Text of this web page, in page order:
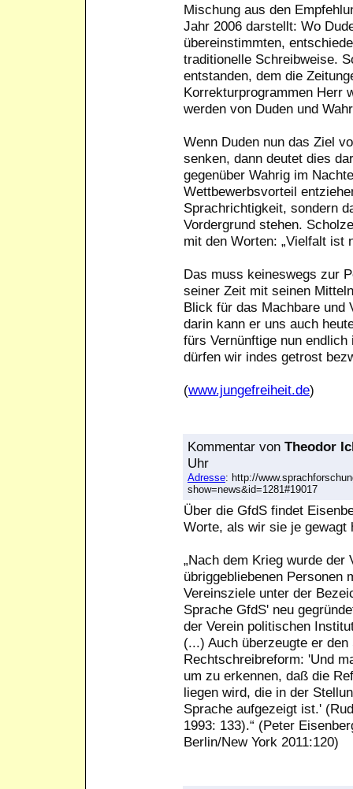
Mischung aus den
Jahr 2006 darstellt: Wo
übereinstimmten,
traditionelle Schreibweise.
entstanden, dem die
Korrekturprogrammen Herr
werden von Duden und
Wenn Duden nun das Ziel
senken, dann deutet dies
gegenüber Wahrig im
Wettbewerbsvorteil
Sprachrichtigkeit, sondern
Vordergrund stehen.
mit den Worten: „Vielfalt ist
Das muss keineswegs zur
seiner Zeit mit seinen
Blick für das Machbare und
darin kann er uns auch
fürs Vernünftige nun
dürfen wir indes getrost
(www.jungefreiheit.de)
Kommentar von Theodor
Uhr
Adresse: http://
show=news&id=1281#19017
Über die GfdS findet
Worte, als wir sie je gewagt
„Nach dem Krieg wurde der
übriggebliebenen Personen
Vereinsziele unter der
Sprache GfdS' neu
der Verein politischen
(...) Auch überzeugte er
Rechtschreibreform: 'Und
um zu erkennen, daß die
liegen wird, die in der
Sprache aufgezeigt ist.'
1993: 133).“ (Peter
Berlin/New York 2011:120)